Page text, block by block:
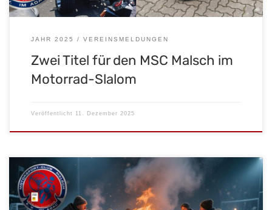
JAHR 2025 VEREINSMELDUNGEN
Zwei Titel für den MSC Malsch im
Motorrad-Slalom
Veröffentlicht 11. Dezember 2025
Am Sonntag, den 21. Dezember 2025, lädt der MSC Malsch